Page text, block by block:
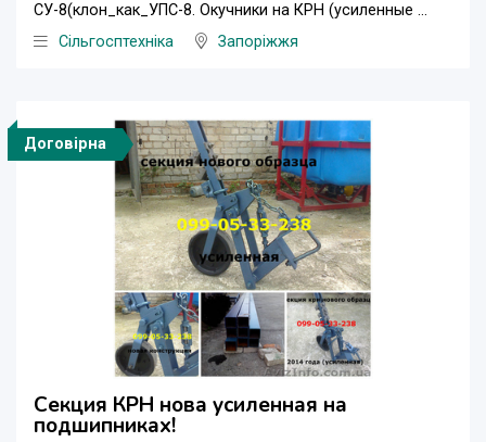
СУ-8(клон_как_УПС-8. Окучники на КРН (усиленные ...
Сільгосптехніка
Запоріжжя
Договірна
Секция КРН нова усиленная на
подшипниках!